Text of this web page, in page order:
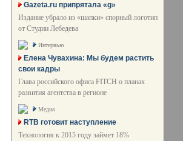
Gazeta.ru припрятала «g»
Издание убрало из «шапки» спорный логотип
от Студии Лебедева
Интервью
Елена Чувахина: Мы будем растить
свои кадры
Глава российского офиса FITCH о планах
развития агентства в регионе
Медиа
RTB готовит наступление
Технология к 2015 году займет 18%